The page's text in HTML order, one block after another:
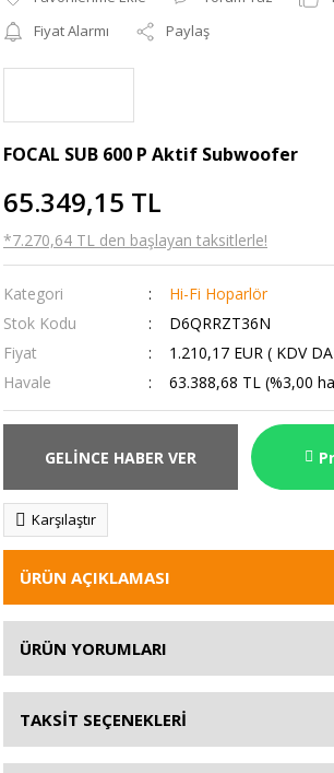
Fiyat Alarmı
Paylaş
FOCAL SUB 600 P Aktif Subwoofer
65.349,15 TL
*7.270,64 TL den başlayan taksitlerle!
Kategori
Hi-Fi Hoparlör
Stok Kodu
D6QRRZT36N
Fiyat
1.210,17 EUR ( KDV
Havale
63.388,68 TL (%3,00
GELİNCE HABER VER
Karşılaştır
ÜRÜN AÇIKLAMASI
ÜRÜN YORUMLARI
TAKSİT SEÇENEKLERİ